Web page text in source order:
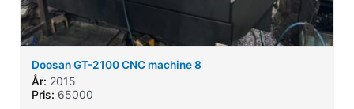
Doosan GT-2100 CNC machine 8
År: 2015
Pris: 65000